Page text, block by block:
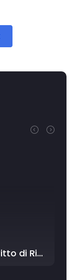
Proteggi la tua Officina: Diritto di Ritenzione e soluzioni smart con YouDriver